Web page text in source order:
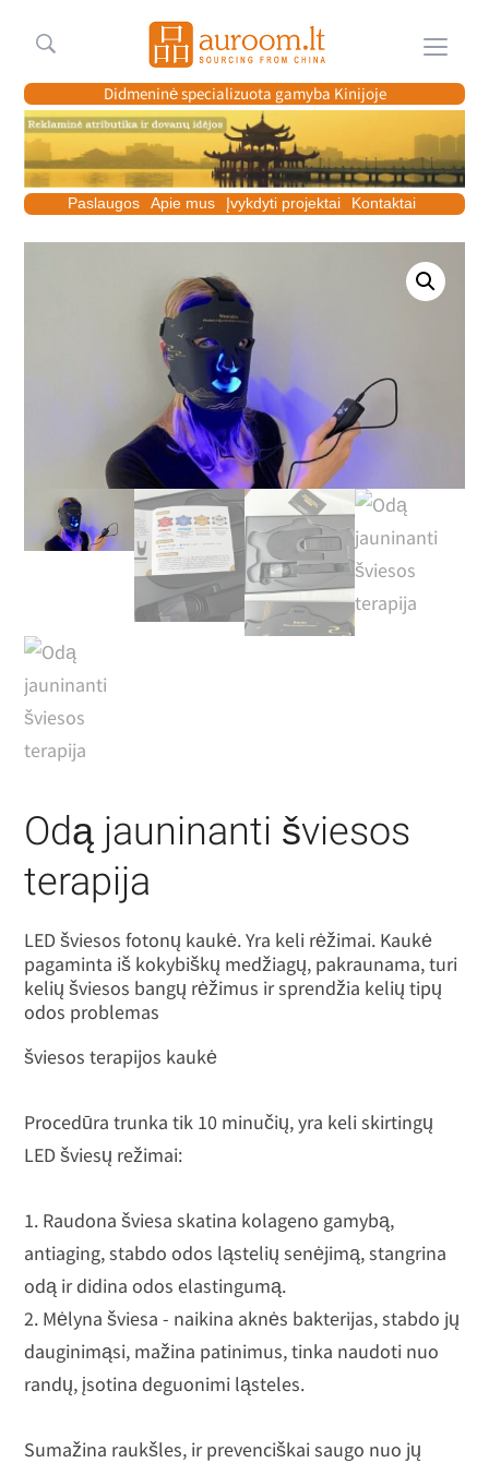
Meniu
Didmeninė specializuota gamyba Kinijoje
Paslaugos Apie mus Įvykdyti projektai Kontaktai
Odą jauninanti šviesos
terapija
LED šviesos fotonų kaukė. Yra keli rėžimai. Kaukė
pagaminta iš kokybiškų medžiagų, pakraunama, turi
kelių šviesos bangų rėžimus ir sprendžia kelių tipų
odos problemas
šviesos terapijos kaukė
Procedūra trunka tik 10 minučių, yra keli skirtingų
LED šviesų režimai:
1. Raudona šviesa skatina kolageno gamybą,
antiaging, stabdo odos ląstelių senėjimą, stangrina
odą ir didina odos elastingumą.
2. Mėlyna šviesa - naikina aknės bakterijas, stabdo jų
dauginimąsi, mažina patinimus, tinka naudoti nuo
randų, įsotina deguonimi ląsteles.
Sumažina raukšles, ir prevenciškai saugo nuo jų